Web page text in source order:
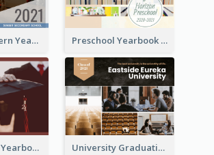
Simple Modern Yearbook Photo Book Preschool Yearbook Photo Book
High School Yearbook Photo Book University Graduation Yearbook Photo Book